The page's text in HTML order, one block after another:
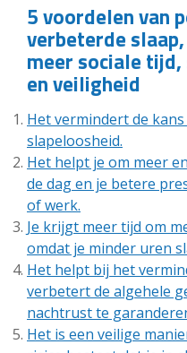
5 voordelen van
verbeterde
meer sociale
en veiligheid
Het vermindert de
slapeloosheid.
Het helpt je om meer
de dag en je betere
of werk.
Je krijgt meer tijd om
omdat je minder uren
Het helpt bij het
verbetert de algehele
nachtrust te
Het is een veilige